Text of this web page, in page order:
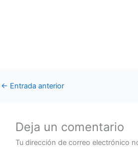
← Entrada anterior
Deja un comentario
Tu dirección de correo electrónico